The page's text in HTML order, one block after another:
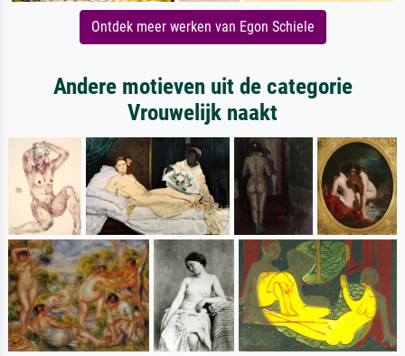
Ontdek meer werken van Egon Schiele
Andere motieven uit de categorie
Vrouwelijk naakt